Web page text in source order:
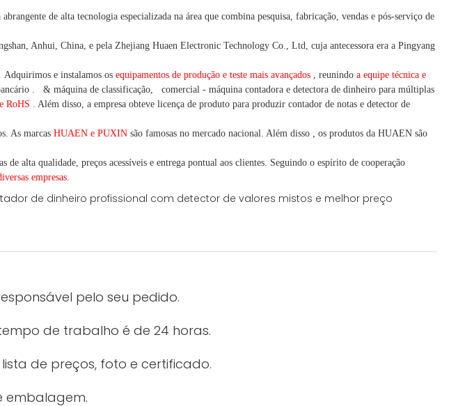
abrangente de alta tecnologia especializada na área que combina pesquisa, fabricação, vendas e pós-serviço de
Anhui, China, e pela Zhejiang Huaen Electronic Technology Co., Ltd, cuja antecessora era a Pingyang
Adquirimos e instalamos os equipamentos de produção e teste mais avançados , reunindo a equipe técnica e
& máquina de classificação, comercial - máquina contadora e detectora de dinheiro para múltiplas
RoHS . Além disso, a empresa obteve licença de produto para produzir contador de notas e detector de
As marcas HUAEN e PUXIN são famosas no mercado nacional. Além disso
os produtos da HUAEN são
alta qualidade, preços acessíveis e entrega pontual aos clientes. Seguindo o espírito de cooperação
empresas.
pelo seu pedido.
de trabalho é de 24 horas.
de preços, foto e certificado.
embalagem.